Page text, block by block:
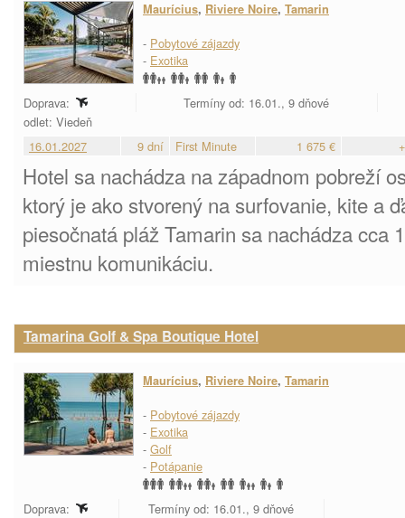
Maurícius, Riviere Noire, Tamarin
- Pobytové zájazdy
- Exotika
Doprava:
Termíny od: 16.01., 9 dňové
odlet: Viedeň
16.01.2027
9 dní First Minute 1 675 €
Hotel sa nachádza na západnom pobreží
ktorý je ako stvorený na surfovanie, kite a
piesočnatá pláž Tamarin sa nachádza cca
miestnu komunikáciu.
Tamarina Golf & Spa Boutique Hotel
Maurícius, Riviere Noire, Tamarin
- Pobytové zájazdy
- Exotika
- Golf
- Potápanie
Doprava:
Termíny od: 16.01., 9 dňové